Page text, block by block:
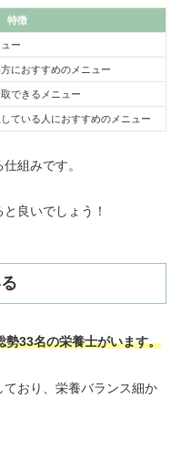
特徴
ー
におすすめのメニュー
できるメニュー
ている人におすすめのメニュー
組みです。
良いでしょう！
勢33名の栄養士がいます。
おり、栄養バランス細か